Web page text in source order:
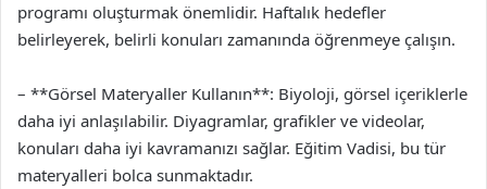
programı oluşturmak önemlidir. Haftalık hedefler
belirleyerek, belirli konuları zamanında öğrenmeye çalışın.
– **Görsel Materyaller Kullanın**: Biyoloji, görsel içeriklerle
daha iyi anlaşılabilir. Diyagramlar, grafikler ve videolar,
konuları daha iyi kavramanızı sağlar. Eğitim Vadisi, bu tür
materyalleri bolca sunmaktadır.